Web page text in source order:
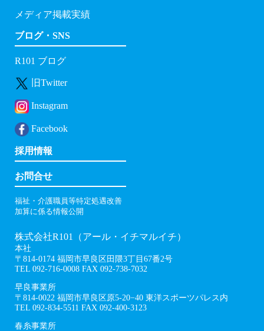
メディア掲載実績
ブログ・SNS
R101 ブログ
旧Twitter
Instagram
Facebook
採用情報
お問合せ
福祉・介護職員等特定処遇改善
加算に係る情報公開
株式会社R101（アール・イチマルイチ）
本社
〒814-0174 福岡市早良区田隈3丁目67番2号
TEL 092-716-0008 FAX 092-738-7032
早良事業所
〒814-0022 福岡市早良区原5-20−40 東洋スポーツパレス内
TEL 092-834-5511 FAX 092-400-3123
春糸事業所